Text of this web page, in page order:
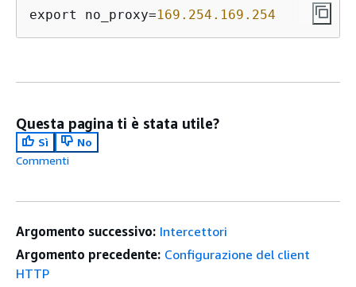
export no_proxy=169.254 .169 .254
Questa pagina ti è stata utile?
Sì
No
Commenti
Argomento successivo: Intercettori
Argomento precedente: Configurazione del client
HTTP